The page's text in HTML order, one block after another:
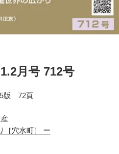
月号 712号
版 72頁
［穴水町］ ー